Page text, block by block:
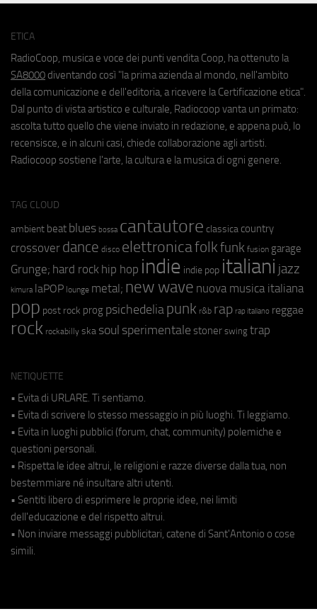
ETICA
RadioCoop, musica e voce dei punti vendita Coop, ha ottenuto la
SA8000 diventando così "la prima azienda al mondo, nell'ambito
della comunicazione e dell'editoria, a ricevere la Certificazione etica".
Dal punto di vista artistico e culturale, Radiocoop vanta un primato:
ascolta tutto quello che viene inviato in redazione, e appena può, lo
recensisce, e in alcuni casi, chiede collaborazione agli artisti.
Radiocoop sostiene l'arte, la cultura e la musica di ogni genere.
TAG CLOUD
ambient beat blues bossa cantautore classica country
crossover dance disco elettronicafolkfunk fusion garage
Grunge; hard rock hip hop indie indie pop italiani jazz
kimura laPOP lounge metal; new wave nuova musica italiana
pop post rock prog psichedeliapunk r&b rap rap italiano reggae
rock rockabilly ska soul sperimentale stoner swing trap
NETIQUETTE
• Evita di URLARE. Ti sentiamo.
• Evita di scrivere lo stesso messaggio in più luoghi. Ti leggiamo.
• Evita in luoghi pubblici (forum, chat, community) polemiche e
questioni personali.
• Rispetta le idee altrui, le religioni e razze diverse dalla tua, non
bestemmiare né insultare altri utenti.
• Sentiti libero di esprimere le proprie idee, nei limiti
dell'educazione e del rispetto altrui.
• Non inviare messaggi pubblicitari, catene di Sant'Antonio o cose
simili.